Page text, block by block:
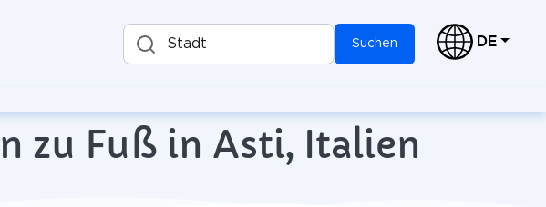
Stadt Suchen DE
zu Fuß in Asti, Italien